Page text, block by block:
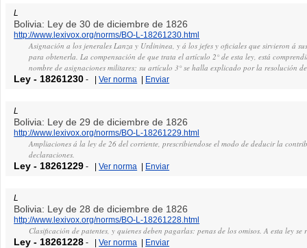
L
Bolivia: Ley de 30 de diciembre de 1826
http://www.lexivox.org/norms/BO-L-18261230.html
Asignación a los jenerales Lanza y Urdininea, y á los jefes y oficiales que sirvieron á
para obtenerla. La compensación de que trata el artículo 2° de esta ley, está
nombre de asignaciones militares; su artículo 3° se halla explicado por la resolución
Ley - 18261230 - |Ver norma | Enviar
L
Bolivia: Ley de 29 de diciembre de 1826
http://www.lexivox.org/norms/BO-L-18261229.html
Ampliaciones á la ley de 26 del corriente, prescribiendose el modo de deducir la
declaraciones.
Ley - 18261229 - |Ver norma | Enviar
L
Bolivia: Ley de 28 de diciembre de 1826
http://www.lexivox.org/norms/BO-L-18261228.html
Clasificación de patentes, y quienes deben pagarlas: penas de los omisos. A esta ley
Ley - 18261228 - |Ver norma | Enviar